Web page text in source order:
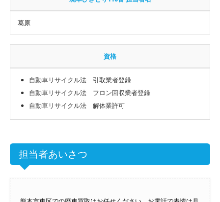
葛原
資格
自動車リサイクル法 引取業者登録
自動車リサイクル法 フロン回収業者登録
自動車リサイクル法 解体業許可
担当者あいさつ